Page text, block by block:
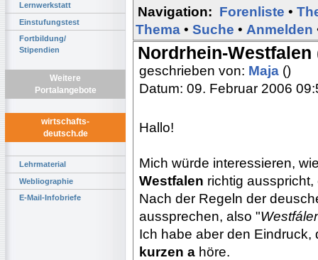
Lernwerkstatt
Einstufungstest
Fortbildung/
Stipendien
Weitere
Portalangebote
wirtschafts-
deutsch.de
Lehrmaterial
Webliographie
E-Mail-Infobriefe
Navigation: Forenliste •
Thema • Suche • Anmelden
Nordrhein-Westfalen
geschrieben von: Maja ()
Datum: 09. Februar 2006
Hallo!
Mich würde interessieren,
Westfalen richtig
Nach der Regeln der
aussprechen, also "
Ich habe aber den Eindruck,
kurzen a höre.